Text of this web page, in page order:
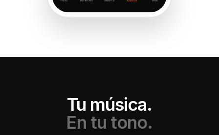
Tu música.
En tu tono.